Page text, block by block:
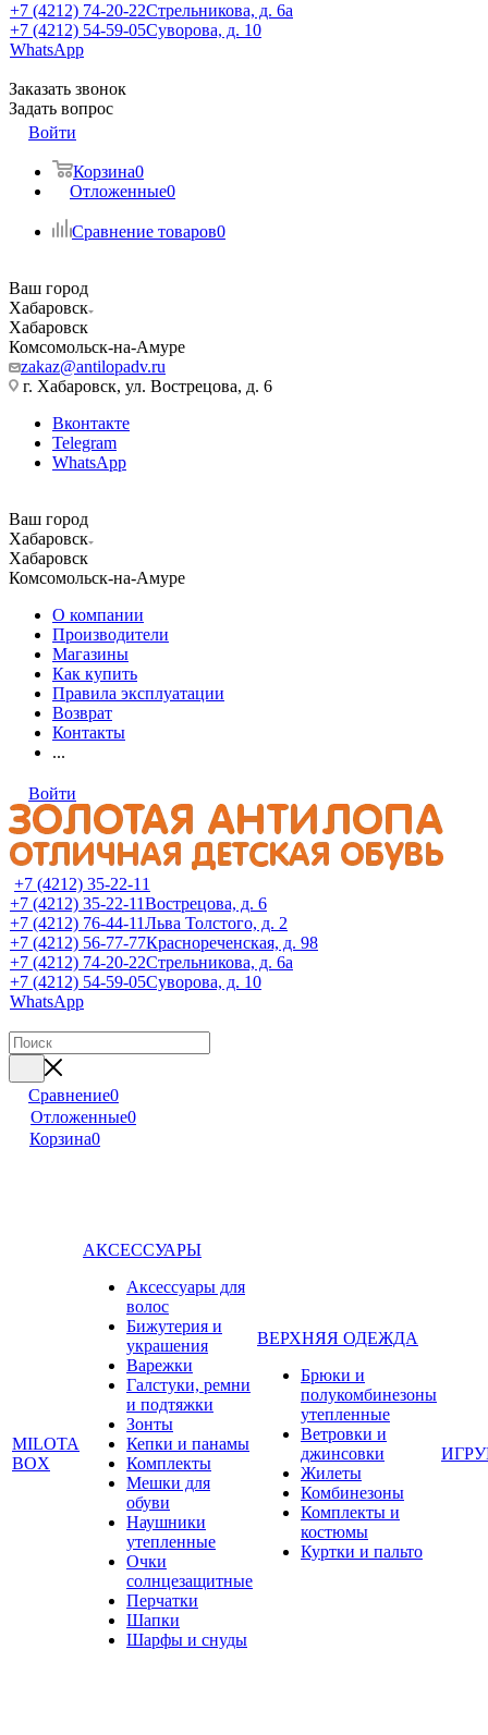
+7 (4212) 74-20-22Стрельникова, д. 6а
+7 (4212) 54-59-05Суворова, д. 10
WhatsApp
Заказать звонок
Задать вопрос
Войти
Корзина0
Отложенные0
Сравнение товаров0
Ваш город
Хабаровск
Хабаровск
Комсомольск-на-Амуре
zakaz@antilopadv.ru
г. Хабаровск, ул. Вострецова, д. 6
Вконтакте
Telegram
WhatsApp
Ваш город
Хабаровск
Хабаровск
Комсомольск-на-Амуре
О компании
Производители
Магазины
Как купить
Правила эксплуатации
Возврат
Контакты
...
Войти
+7 (4212) 35-22-11
+7 (4212) 35-22-11Вострецова, д. 6
+7 (4212) 76-44-11Льва Толстого, д. 2
+7 (4212) 56-77-77Краснореченская, д. 98
+7 (4212) 74-20-22Стрельникова, д. 6а
+7 (4212) 54-59-05Суворова, д. 10
WhatsApp
Сравнение0
Отложенные0
Корзина0
MILOTA
BOX
АКСЕССУАРЫ
Аксессуары для
волос
Бижутерия и
украшения
Варежки
Галстуки, ремни
и подтяжки
Зонты
Кепки и панамы
Комплекты
Мешки для
обуви
Наушники
утепленные
Очки
солнцезащитные
Перчатки
Шапки
Шарфы и снуды
ВЕРХНЯЯ ОДЕЖДА
Брюки и
полукомбинезоны
утепленные
Ветровки и
джинсовки
Жилеты
Комбинезоны
Комплекты и
костюмы
Куртки и пальто